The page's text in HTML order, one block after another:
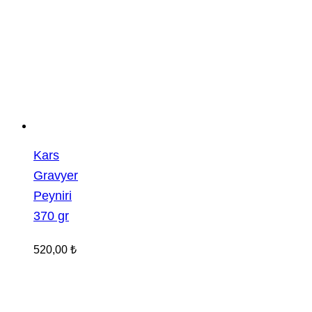
Kars
Gravyer
Peyniri
370 gr
520,00 ₺